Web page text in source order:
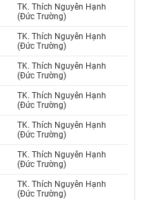
TK. Thích Nguyên Hạnh
(Đức Trường)
TK. Thích Nguyên Hạnh
(Đức Trường)
TK. Thích Nguyên Hạnh
(Đức Trường)
TK. Thích Nguyên Hạnh
(Đức Trường)
TK. Thích Nguyên Hạnh
(Đức Trường)
TK. Thích Nguyên Hạnh
(Đức Trường)
TK. Thích Nguyên Hạnh
(Đức Trường)